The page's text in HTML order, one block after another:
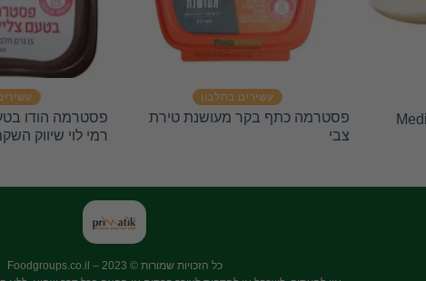
עשירים בחלבון
פסטרמה כתף בקר מעושנת טירת
צבי
פסטרמה הודו
רמי לוי שיווק
כל הזכויות שמורות © 2023 –
Foodgroups.co.il